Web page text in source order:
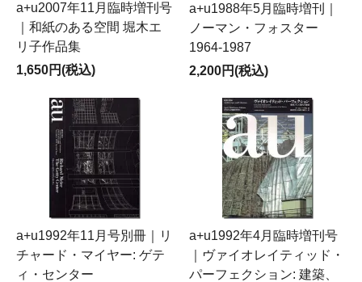
a+u2007年11月臨時増刊号
｜和紙のある空間 堀木エ
リ子作品集
1,650円(税込)
a+u1988年5月臨時増刊｜
ノーマン・フォスター
1964-1987
2,200円(税込)
a+u1992年11月号別冊｜リ
チャード・マイヤー: ゲテ
ィ・センター
a+u1992年4月臨時増刊号
｜ヴァイオレイティッド・
パーフェクション: 建築、